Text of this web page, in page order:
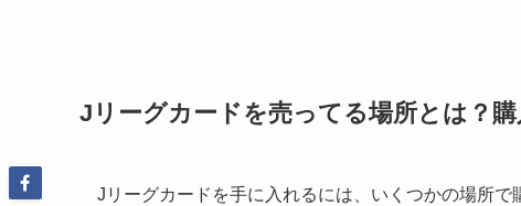
Jリーグカードを売ってる場所とは？
Jリーグカードを手に入れるには、いくつかの場所